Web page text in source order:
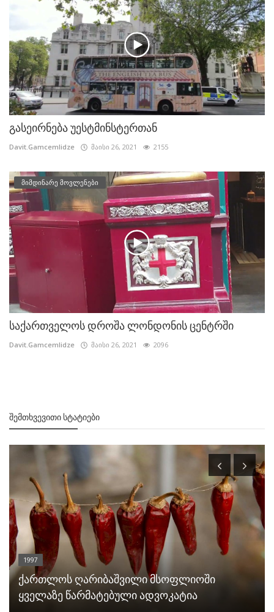
გასეირნება უესტმინსტერთან
Davit.Gamcemlidze მაისი 26, 2021 2155
მიმდინარე მოვლენები
საქართველოს დროშა ლონდონის ცენტრში
Davit.Gamcemlidze მაისი 26, 2021 2096
ᲨᲔᲛᲗᲮᲕᲔᲕᲘᲗᲘ ᲡᲢᲐᲢᲘᲔᲑᲘ
1997
ქართლოს ღარიბაშვილი მსოფლიოში
ყველაზე წარმატებული ადვოკატია